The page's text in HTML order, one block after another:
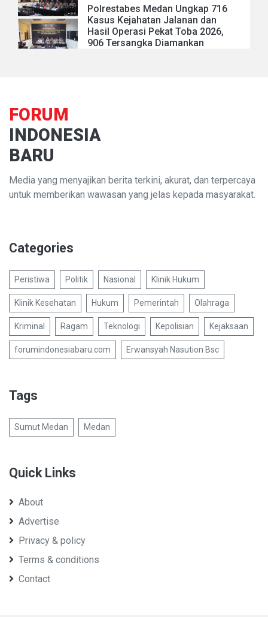
Polrestabes Medan Ungkap 716
Kasus Kejahatan Jalanan dan
Hasil Operasi Pekat Toba 2026,
906 Tersangka Diamankan
FORUM
INDONESIA
BARU
Media yang menyajikan berita terkini, akurat, dan terpercaya
untuk memberikan wawasan yang jelas kepada masyarakat.
Categories
Peristiwa Politik Nasional Klinik Hukum
Klinik Kesehatan Hukum Pemerintah Olahraga
Kriminal Ragam Teknologi Kepolisian Kejaksaan
forumindonesiabaru.com Erwansyah Nasution Bsc
Tags
Sumut Medan Medan
Quick Links
About
Advertise
Privacy & policy
Terms & conditions
Contact